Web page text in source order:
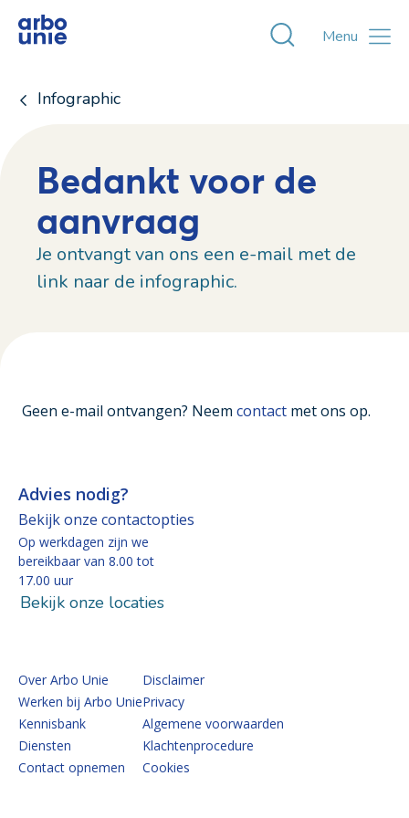
Toggle
Menu
Infographic
Bedankt voor de
aanvraag
Je ontvangt van ons een e-mail met de
link naar de infographic.
Geen e-mail ontvangen? Neem contact met ons op.
Advies nodig?
Bekijk onze contactopties
Op werkdagen zijn we
bereikbaar van 8.00 tot
17.00 uur
Bekijk onze locaties
Over Arbo Unie
Werken bij Arbo Unie
Kennisbank
Diensten
Contact opnemen
Disclaimer
Privacy
Algemene voorwaarden
Klachtenprocedure
Cookies